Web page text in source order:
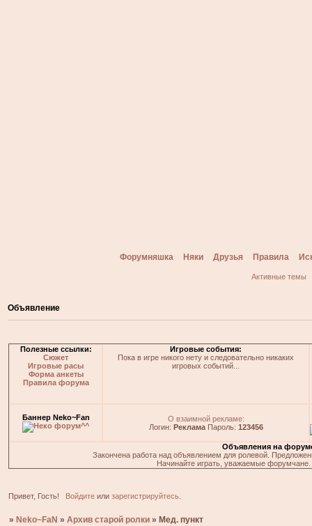
Форумняшка Няки Друзья Правила
Активные темы
Объявление
Полезные ссылки:
Сюжет
Игровые расы
Форма анкеты
Правила форума
Игровые события:
Пока в игре никого нету и следовательно никаких
игровых событий...
Баннер Neko~Fan
О взаимной рекламе:
Логин: РекламаПароль: 123456
Объявления на
Закончена работа над объявлением для ролевой.
Начинайте играть, уважаемые
Привет, Гость! Войдитеили зарегистрируйтесь.
» Neko~FaN »Архив старой ролки » Мед. пункт